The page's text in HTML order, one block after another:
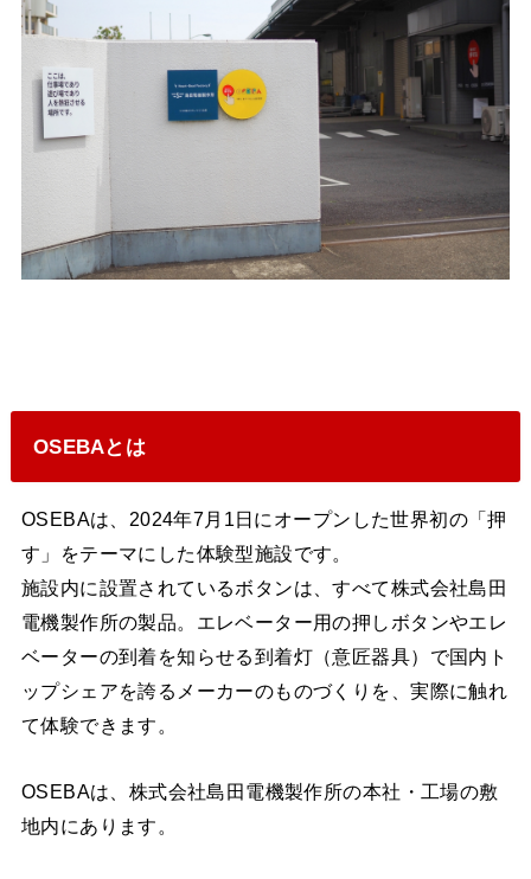
OSEBAとは
OSEBAは、2024年7月1日にオープンした世界初の「押
す」をテーマにした体験型施設です。
施設内に設置されているボタンは、すべて株式会社島田
電機製作所の製品。エレベーター用の押しボタンやエレ
ベーターの到着を知らせる到着灯（意匠器具）で国内ト
ップシェアを誇るメーカーのものづくりを、実際に触れ
て体験できます。
OSEBAは、株式会社島田電機製作所の本社・工場の敷
地内にあります。